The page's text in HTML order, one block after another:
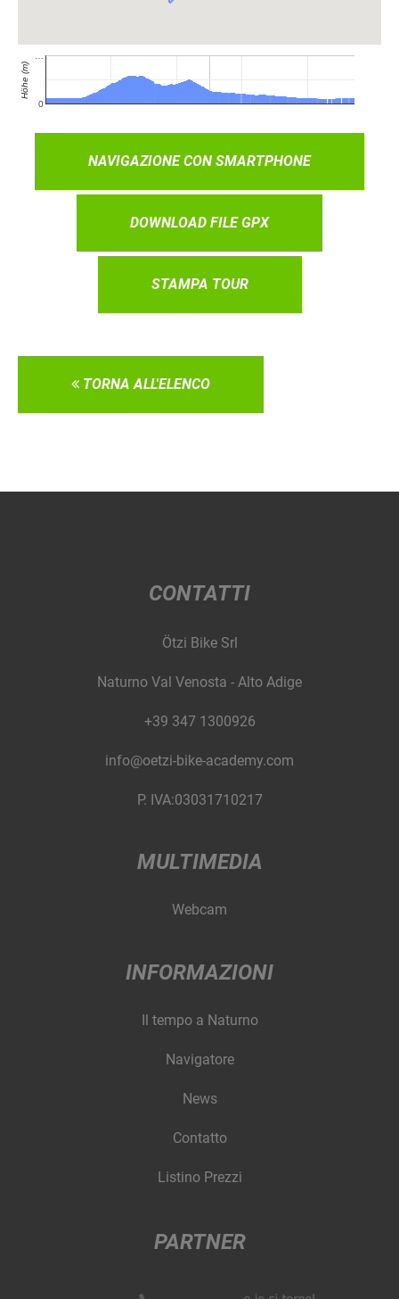
NAVIGAZIONE CON SMARTPHONE
DOWNLOAD FILE GPX
STAMPA TOUR
TORNA ALL'ELENCO
CONTATTI
Ötzi Bike Srl
Naturno Val Venosta - Alto Adige
+39 347 1300926
info@oetzi-bike-academy.com
P. IVA:03031710217
MULTIMEDIA
Webcam
INFORMAZIONI
Il tempo a Naturno
Navigatore
News
Contatto
Listino Prezzi
PARTNER